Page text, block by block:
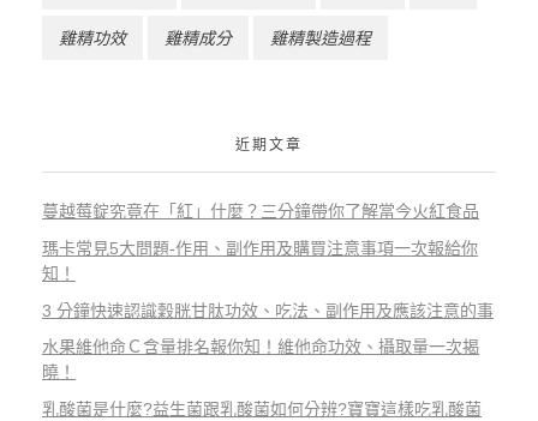
雞精功效 雞精成分 雞精製造過程
近期文章
蔓越莓錠究竟在「紅」什麼？三分鐘帶你了解當今火紅食品
瑪卡常見5大問題-作用、副作用及購買注意事項一次報給你
知！
3 分鐘快速認識穀胱甘肽功效、吃法、副作用及應該注意的事
水果維他命Ｃ含量排名報你知！維他命功效、攝取量一次揭
曉！
乳酸菌是什麼?益生菌跟乳酸菌如何分辨?寶寶這樣吃乳酸菌